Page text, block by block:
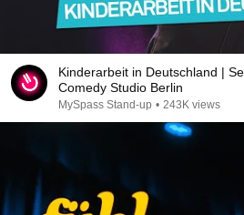
Kinderarbeit in Deutschland |
Comedy Studio Berlin
MySpass Stand-up • 243K views